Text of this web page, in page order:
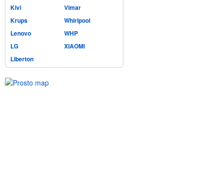
Kivi
Krups
Lenovo
LG
Liberton
Vimar
Whirlpool
WHP
XIAOMI